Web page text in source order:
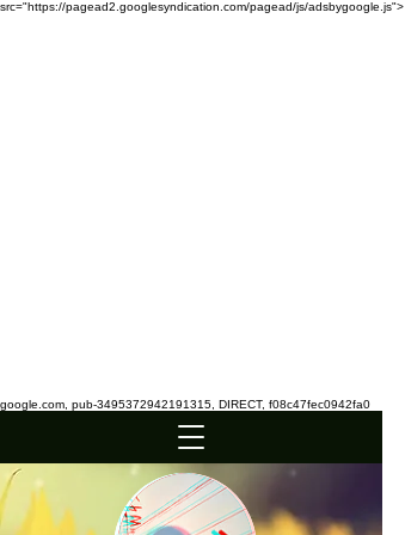
src="https://pagead2.googlesyndication.com/pagead/js/adsbygoogle.js">
google.com, pub-3495372942191315, DIRECT, f08c47fec0942fa0